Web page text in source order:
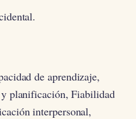
de aprendizaje,
planificación, Fiabilidad
interpersonal,